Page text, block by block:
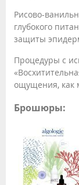
Рисово-
глубокого
защиты
Процедуры с
ощущения, как
Брошюры: